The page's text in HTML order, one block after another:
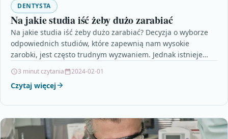
DENTYSTA
Na jakie studia iść żeby dużo zarabiać
Na jakie studia iść żeby dużo zarabiać? Decyzja o wyborze
odpowiednich studiów, które zapewnią nam wysokie
zarobki, jest często trudnym wyzwaniem. Jednak istnieje
3 minut czytania 2024-02-01
Czytaj więcej